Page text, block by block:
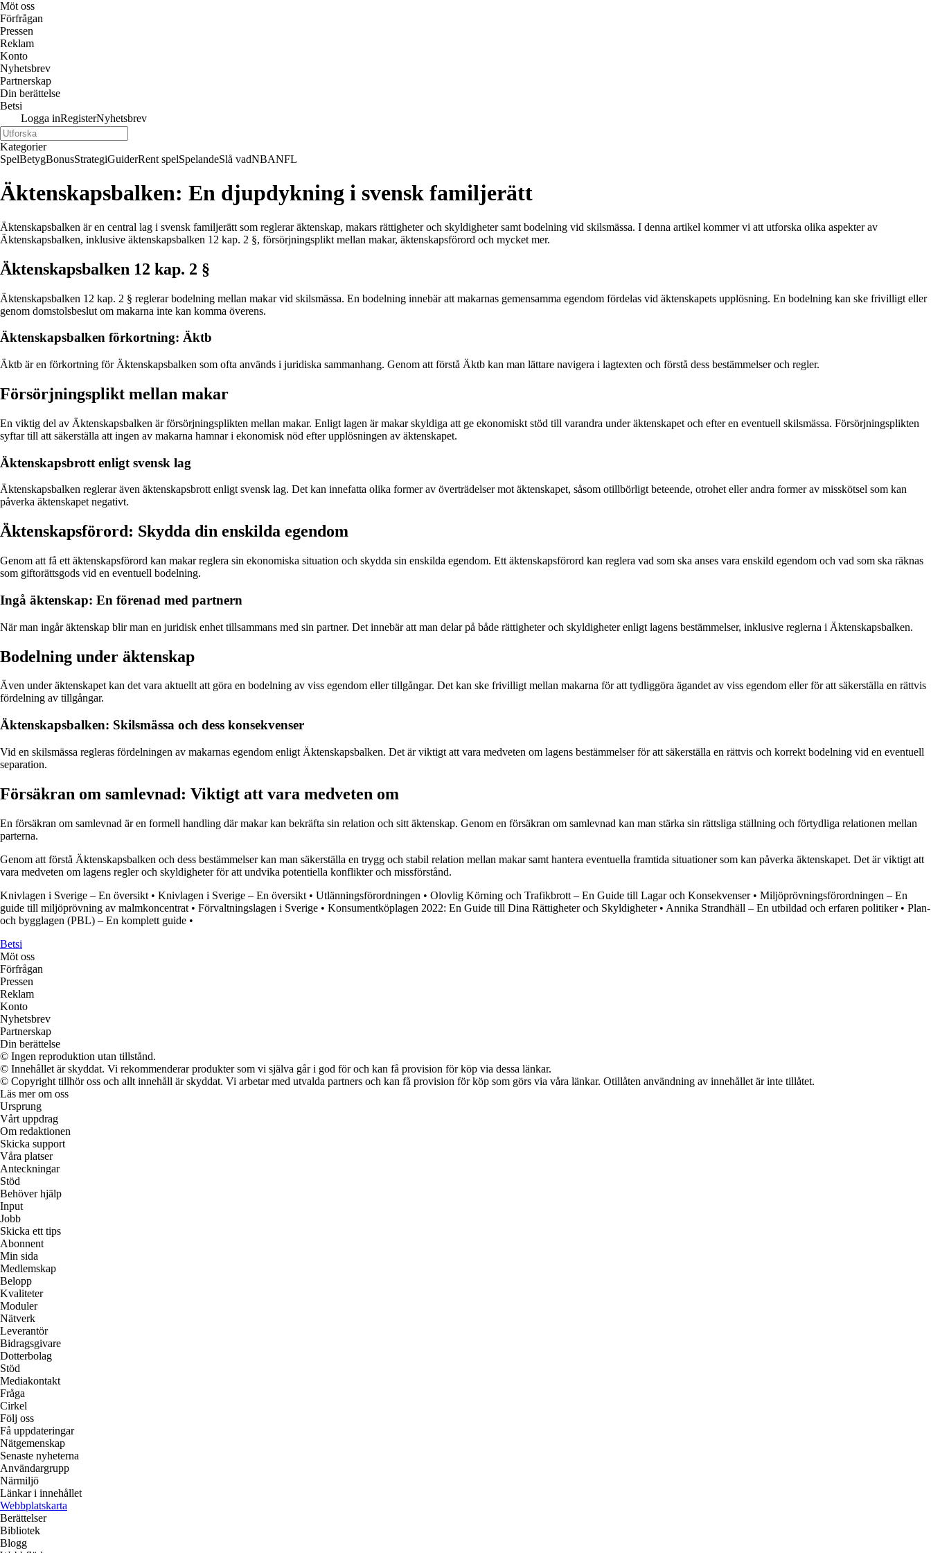
Möt oss
Förfrågan
Pressen
Reklam
Konto
Nyhetsbrev
Partnerskap
Din berättelse
Betsi
Logga inRegisterNyhetsbrev
Kategorier
SpelBetygBonusStrategiGuiderRent spelSpelandeSlå vadNBANFL
Äktenskapsbalken: En djupdykning i svensk familjerätt
Äktenskapsbalken är en central lag i svensk familjerätt som reglerar äktenskap, makars rättigheter och skyldigheter samt bodelning vid skilsmässa. I denna artikel kommer vi att utforska olika aspekter av
Äktenskapsbalken, inklusive äktenskapsbalken 12 kap. 2 §, försörjningsplikt mellan makar, äktenskapsförord och mycket mer.
Äktenskapsbalken 12 kap. 2 §
Äktenskapsbalken 12 kap. 2 § reglerar bodelning mellan makar vid skilsmässa. En bodelning innebär att makarnas gemensamma egendom fördelas vid äktenskapets upplösning. En bodelning kan ske frivilligt eller
genom domstolsbeslut om makarna inte kan komma överens.
Äktenskapsbalken förkortning: Äktb
Äktb är en förkortning för Äktenskapsbalken som ofta används i juridiska sammanhang. Genom att förstå Äktb kan man lättare navigera i lagtexten och förstå dess bestämmelser och regler.
Försörjningsplikt mellan makar
En viktig del av Äktenskapsbalken är försörjningsplikten mellan makar. Enligt lagen är makar skyldiga att ge ekonomiskt stöd till varandra under äktenskapet och efter en eventuell skilsmässa. Försörjningsplikten
syftar till att säkerställa att ingen av makarna hamnar i ekonomisk nöd efter upplösningen av äktenskapet.
Äktenskapsbrott enligt svensk lag
Äktenskapsbalken reglerar även äktenskapsbrott enligt svensk lag. Det kan innefatta olika former av överträdelser mot äktenskapet, såsom otillbörligt beteende, otrohet eller andra former av misskötsel som kan
påverka äktenskapet negativt.
Äktenskapsförord: Skydda din enskilda egendom
Genom att få ett äktenskapsförord kan makar reglera sin ekonomiska situation och skydda sin enskilda egendom. Ett äktenskapsförord kan reglera vad som ska anses vara enskild egendom och vad som ska räknas
som giftorättsgods vid en eventuell bodelning.
Ingå äktenskap: En förenad med partnern
När man ingår äktenskap blir man en juridisk enhet tillsammans med sin partner. Det innebär att man delar på både rättigheter och skyldigheter enligt lagens bestämmelser, inklusive reglerna i Äktenskapsbalken.
Bodelning under äktenskap
Även under äktenskapet kan det vara aktuellt att göra en bodelning av viss egendom eller tillgångar. Det kan ske frivilligt mellan makarna för att tydliggöra ägandet av viss egendom eller för att säkerställa en rättvis
fördelning av tillgångar.
Äktenskapsbalken: Skilsmässa och dess konsekvenser
Vid en skilsmässa regleras fördelningen av makarnas egendom enligt Äktenskapsbalken. Det är viktigt att vara medveten om lagens bestämmelser för att säkerställa en rättvis och korrekt bodelning vid en eventuell
separation.
Försäkran om samlevnad: Viktigt att vara medveten om
En försäkran om samlevnad är en formell handling där makar kan bekräfta sin relation och sitt äktenskap. Genom en försäkran om samlevnad kan man stärka sin rättsliga ställning och förtydliga relationen mellan
parterna.
Genom att förstå Äktenskapsbalken och dess bestämmelser kan man säkerställa en trygg och stabil relation mellan makar samt hantera eventuella framtida situationer som kan påverka äktenskapet. Det är viktigt att
vara medveten om lagens regler och skyldigheter för att undvika potentiella konflikter och missförstånd.
Knivlagen i Sverige – En översikt • Knivlagen i Sverige – En översikt • Utlänningsförordningen • Olovlig Körning och Trafikbrott – En Guide till Lagar och Konsekvenser• Miljöprövningsförordningen – En
guide till miljöprövning av malmkoncentrat • Förvaltningslagen i Sverige • Konsumentköplagen 2022: En Guide till Dina Rättigheter och Skyldigheter• Annika Strandhäll – En utbildad och erfaren politiker• Plan-
och bygglagen (PBL) – En komplett guide •
Betsi
Möt oss
Förfrågan
Pressen
Reklam
Konto
Nyhetsbrev
Partnerskap
Din berättelse
© Ingen reproduktion utan tillstånd.
© Innehållet är skyddat. Vi rekommenderar produkter som vi själva går i god för och kan få provision för köp via dessa länkar.
© Copyright tillhör oss och allt innehåll är skyddat. Vi arbetar med utvalda partners och kan få provision för köp som görs via våra länkar. Otillåten användning av innehållet är inte tillåtet.
Läs mer om oss
Ursprung
Vårt uppdrag
Om redaktionen
Skicka support
Våra platser
Anteckningar
Stöd
Behöver hjälp
Input
Jobb
Skicka ett tips
Abonnent
Min sida
Medlemskap
Belopp
Kvaliteter
Moduler
Nätverk
Leverantör
Bidragsgivare
Dotterbolag
Stöd
Mediakontakt
Fråga
Cirkel
Följ oss
Få uppdateringar
Nätgemenskap
Senaste nyheterna
Användargrupp
Närmiljö
Länkar i innehållet
Webbplatskarta
Berättelser
Bibliotek
Blogg